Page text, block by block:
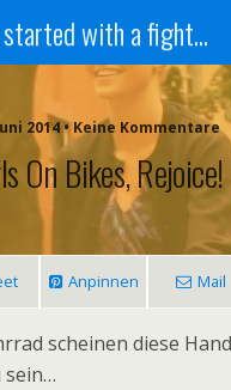
with a fight...
2014 • Keine Kommentare
On Bikes, Rejoice!
Anpinnen Mail
scheinen diese
sein…